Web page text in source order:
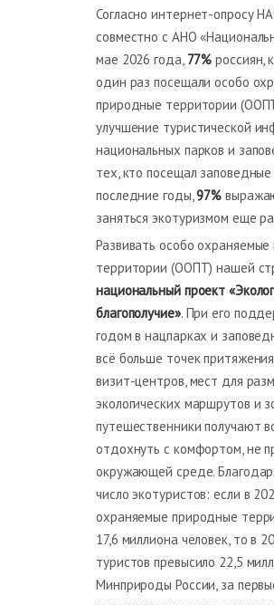
Согласно интернет-опросу
совместно с АНО
мае 2026 года, 77% россиян,
один раз посещали особо
природные территории
улучшение туристической
национальных парков и
тех, кто посещал
последние годы,97%
заняться экотуризмом еще
Развивать особо
территории (ООПТ) нашей
национальный проект
благополучие». При его
годом в нацпарках и
всё больше точек
визит-центров, мест для
экологических маршрутов и
путешественники получают
отдохнуть с комфортом, не
окружающей среде.
число экотуристов: если в
охраняемые природные
17,6 миллиона человек, то в
туристов превысило 22,5
Минприроды России, за